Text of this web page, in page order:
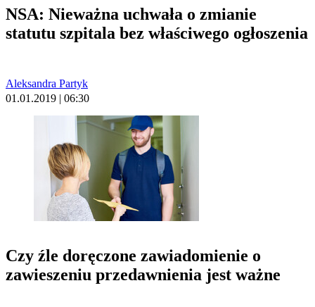
NSA: Nieważna uchwała o zmianie
statutu szpitala bez właściwego ogłoszenia
Aleksandra Partyk
01.01.2019 | 06:30
Czy źle doręczone zawiadomienie o
zawieszeniu przedawnienia jest ważne